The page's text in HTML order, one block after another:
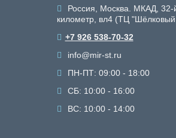
Россия, Москва. МКАД, 32-
километр, вл4 (ТЦ "Шёлковый
+7 926 538-70-32
info@mir-st.ru
ПН-ПТ: 09:00 - 18:00
СБ: 10:00 - 16:00
ВС: 10:00 - 14:00